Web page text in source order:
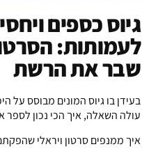
גיוס כספים
לעמותות:
שבר את הרשת
בעידן בו גיוס המונים מבוסס על
עולה השאלה, איך הכי נכון לספר
איך ממנפים סרטון ויראלי